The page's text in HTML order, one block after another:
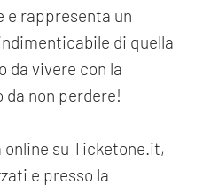
e rappresenta un
di quella
da vivere con la
non perdere!
su Ticketone.it,
e presso la